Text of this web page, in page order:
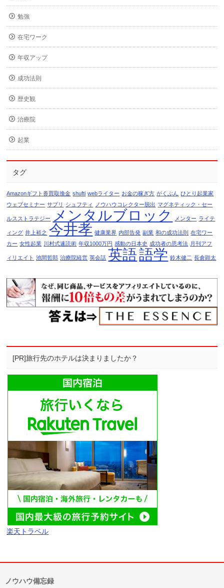
勉強
在宅ワーク
年収アップ
成功法則
歴史観
治療院
起業
タグ
Amazonギフト券買取換金 shufti webライター お金の稼ぎ方 がくぶん ひとり起業家
ウェブセミナー サプリ シュフティ ノウハウコレクター脱出 マグネティック・セー
ルスストラテジー メンタルブロック メンター ライテ
ィング 井上裕之 今井孝 健康業界 内部告発 副業 和の成功法則 在宅ワー
カー 女性起業 川村式速読術 年収1000万円 感動の日本史 成功者の思考法 月刊アフ
ィリエイト 池間哲郎 治療院経営 英会話 英語語学 鈴木健二 長倉顕太
[PR]旅行先のホテルは決まりましたか？
楽天トラベル
ノウハウ備忘録